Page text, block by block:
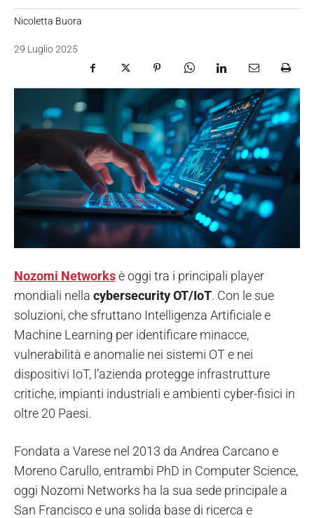
Nicoletta Buora
29 Luglio 2025
Nozomi Networksè oggi tra i principali player
mondiali nella cybersecurity OT/IoT. Con le sue
soluzioni, che sfruttano Intelligenza Artificiale e
Machine Learning per identificare minacce,
vulnerabilità e anomalie nei sistemi OT e nei
dispositivi IoT, l’azienda protegge infrastrutture
critiche, impianti industriali e ambienti cyber-fisici in
oltre 20 Paesi.
Fondata a Varese nel 2013 da Andrea Carcano e
Moreno Carullo, entrambi PhD in Computer Science,
oggi Nozomi Networks ha la sua sede principale a
San Francisco e una solida base di ricerca e